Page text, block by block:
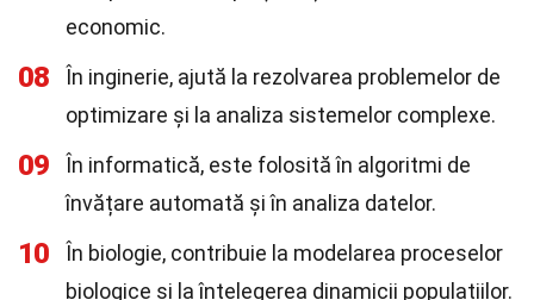
economic.
08
În inginerie, ajută la rezolvarea problemelor de
optimizare și la analiza sistemelor complexe.
09
În informatică, este folosită în algoritmi de
învățare automată și în analiza datelor.
10
În biologie, contribuie la modelarea proceselor
biologice și la înțelegerea dinamicii populațiilor.